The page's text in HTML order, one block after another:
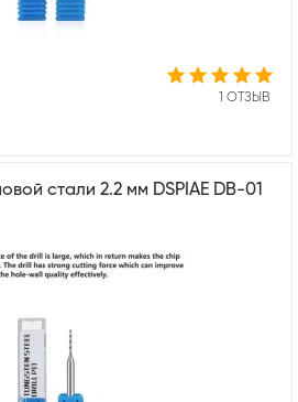
1 ОТЗЫВ
стали 2.2 мм DSPIAE DB-01